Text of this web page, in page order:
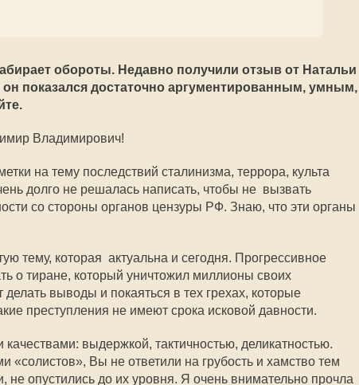
обороты. Недавно получили отзыв от Натальи
показался достаточно аргументированным, умным,
Владимирович!
на тему последствий сталинизма, террора, культа
долго не решалась написать, чтобы не вызвать
со стороны органов цензуры РФ. Знаю, что эти органы
тему, которая актуальна и сегодня. Прогрессивное
о тиране, который уничтожил миллионы своих
выводы и покаяться в тех грехах, которые
преступления не имеют срока исковой давности.
выдержкой, тактичностью, деликатностью.
«солистов», Вы не ответили на грубость и хамство тем
не опустились до их уровня. Я очень внимательно прочла